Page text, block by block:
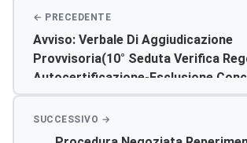
Avviso: Verbale Di Aggiudicazione
Provvisoria(10° Seduta Verifica
Autocertificazione-Esclusione
Irregolare E Riaggiudicazione
Provvisoria)oggetto:lavori Di
Degli Edifici Del Blocco Diagnosi E